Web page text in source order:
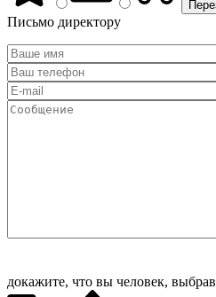
Письмо директору
докажите, что вы человек, выбрав